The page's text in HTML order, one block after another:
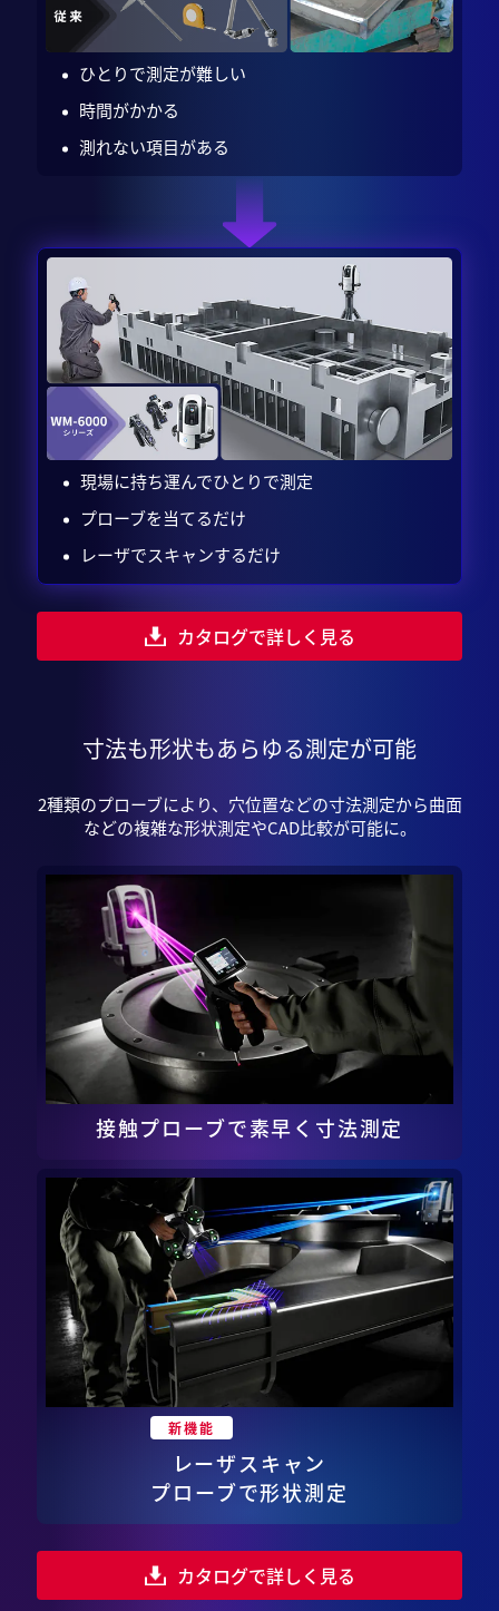
ひとりで測定が難しい
時間がかかる
測れない項目がある
現場に持ち運んでひとりで測定
プローブを当てるだけ
レーザでスキャンするだけ
カタログで詳しく見る
寸法も形状もあらゆる測定が可能
2種類のプローブにより、穴位置などの寸法測定から曲面
などの複雑な形状測定やCAD比較が可能に。
接触プローブで素早く寸法測定
新機能
レーザスキャン
プローブで形状測定
カタログで詳しく見る